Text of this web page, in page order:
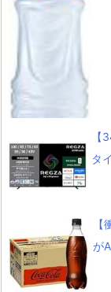
【
タ
が